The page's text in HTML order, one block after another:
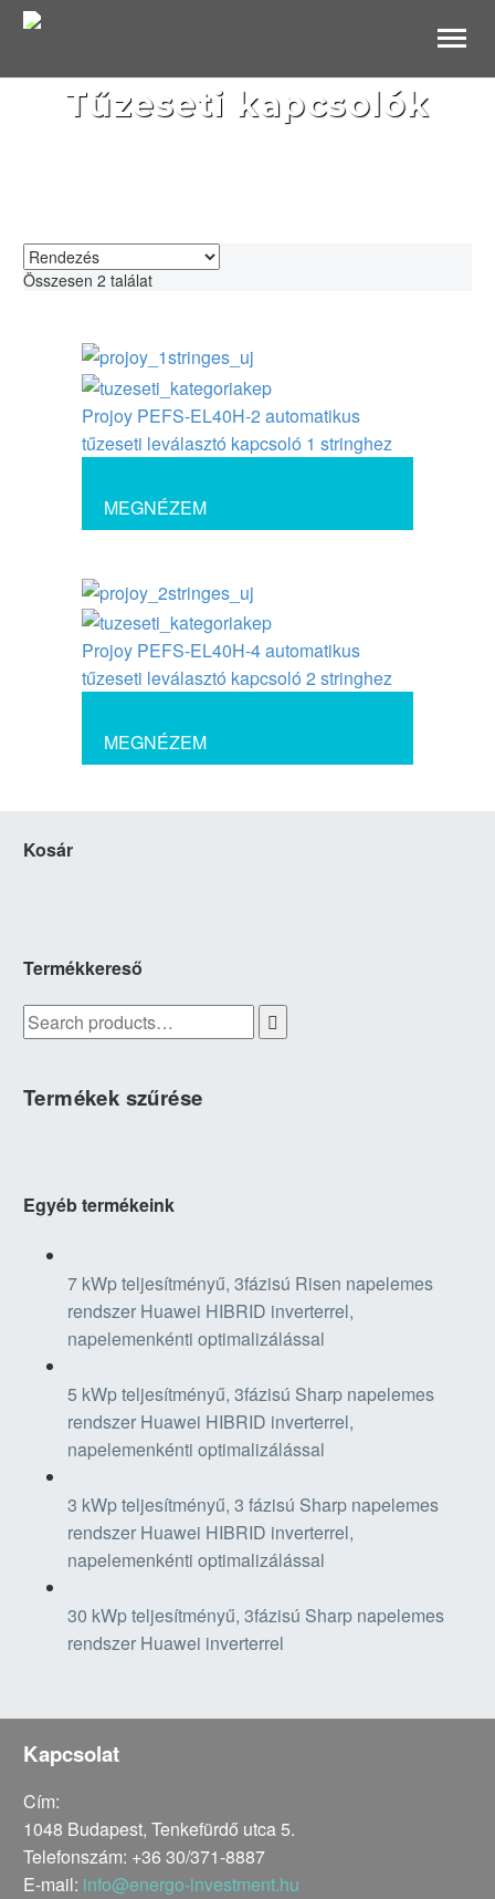
Tűzeseti kapcsolók
Összesen 2 találat
Projoy PEFS-EL40H-2 automatikus
tűzeseti leválasztó kapcsoló 1 stringhez
MEGNÉZEM
Projoy PEFS-EL40H-4 automatikus
tűzeseti leválasztó kapcsoló 2 stringhez
MEGNÉZEM
Kosár
Termékkereső

Termékek szűrése
Egyéb termékeink
7 kWp teljesítményű, 3fázisú Risen napelemes
rendszer Huawei HIBRID inverterrel,
napelemenkénti optimalizálással
5 kWp teljesítményű, 3fázisú Sharp napelemes
rendszer Huawei HIBRID inverterrel,
napelemenkénti optimalizálással
3 kWp teljesítményű, 3 fázisú Sharp napelemes
rendszer Huawei HIBRID inverterrel,
napelemenkénti optimalizálással
30 kWp teljesítményű, 3fázisú Sharp napelemes
rendszer Huawei inverterrel
Kapcsolat
Cím:
1048 Budapest, Tenkefürdő utca 5.
Telefonszám: +36 30/371-8887
E-mail: info@energo-investment.hu